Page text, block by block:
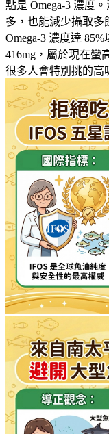
點是 Omega-3 濃度
多，也能減少攝取多
Omega-3 濃度達
416mg，屬於現在蠻
很多人會特別挑的高